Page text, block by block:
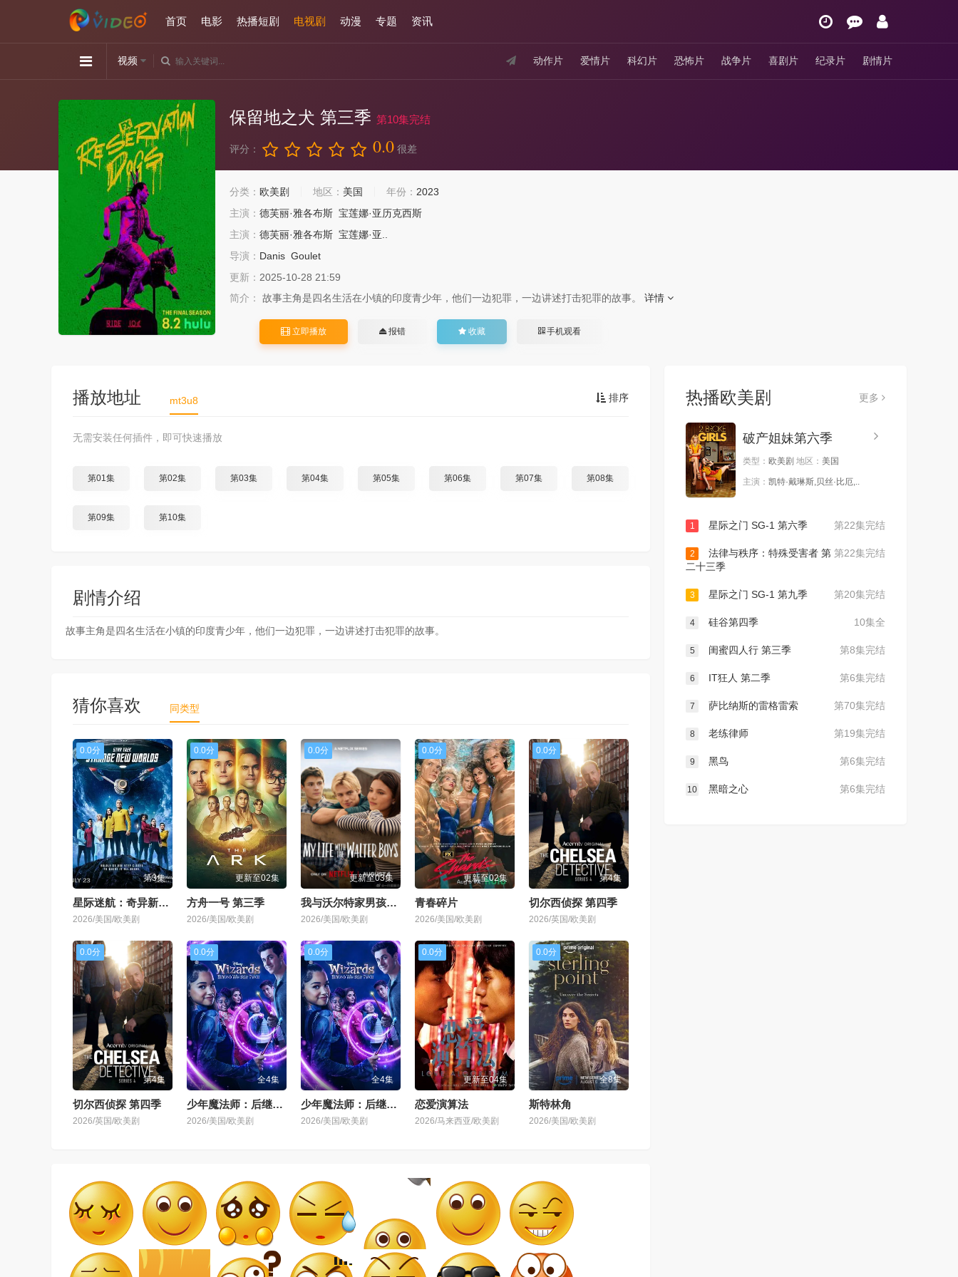
首页 电影 热播短剧 电视剧 动漫 专题 资讯
动作片 爱情片 科幻片 恐怖片 战争片 喜剧片 纪录片 剧情片
视频
保留地之犬 第三季 第10集完结
评分： 0.0 很差
分类： 欧美剧 地区： 美国 年份： 2023
主演： 德芙丽·雅各布斯 宝莲娜·亚历克西斯
主演： 德芙丽·雅各布斯 宝莲娜·亚..
导演： Danis Goulet
更新： 2025-10-28 21:59
简介：
故事主角是四名生活在小镇的印度青少年，他们一边犯罪，一边讲述打击犯罪的故事。 详情
立即播放 报错 收藏 手机观看
排序
播放地址 mt3u8
无需安装任何插件，即可快速播放
第01集 第02集 第03集 第04集 第05集 第06集 第07集 第08集
第09集 第10集
剧情介绍
故事主角是四名生活在小镇的印度青少年，他们一边犯罪，一边讲述打击犯罪的故事。
猜你喜欢 同类型
0.0分
第3集
星际迷航：奇异新世界 第四季
2026/美国/欧美剧
0.0分
更新至02集
方舟一号 第三季
2026/美国/欧美剧
0.0分
更新至03集
我与沃尔特家男孩的生活 第三季
2026/美国/欧美剧
0.0分
更新至02集
青春碎片
2026/美国/欧美剧
0.0分
第4集
切尔西侦探 第四季
2026/英国/欧美剧
0.0分
第4集
切尔西侦探 第四季
2026/英国/欧美剧
0.0分
全4集
少年魔法师：后继者 第三季
2026/美国/欧美剧
0.0分
全4集
少年魔法师：后继者 第三季
2026/美国/欧美剧
0.0分
更新至04集
恋爱演算法
2026/马来西亚/欧美剧
0.0分
全8集
斯特林角
2026/美国/欧美剧
热播欧美剧 更多
破产姐妹第六季
类型： 欧美剧 地区： 美国
主演： 凯特·戴琳斯,贝丝·比厄,..
第22集完结
1 星际之门 SG-1 第六季
第22集完结
2
法律与秩序：特殊受害者 第
二十三季
第20集完结
3 星际之门 SG-1 第九季
10集全
4 硅谷第四季
第8集完结
5 闺蜜四人行 第三季
第6集完结
6 IT狂人 第二季
第70集完结
7 萨比纳斯的雷格雷索
第19集完结
8 老练律师
第6集完结
9 黑鸟
第6集完结
10 黑暗之心